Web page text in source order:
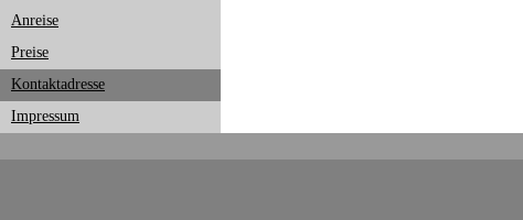
Anreise
Preise
Kontaktadresse
Impressum